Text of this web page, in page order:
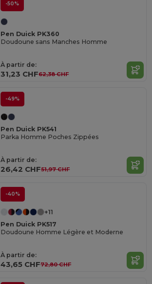
-50%
Pen Duick PK360
Doudoune sans Manches Homme
À partir de:
31,23 CHF62,38 CHF
-49%
Pen Duick PK541
Parka Homme Poches Zippées
À partir de:
26,42 CHF51,97 CHF
-40%
+11
Pen Duick PK517
Doudoune Homme Légère et Moderne
À partir de:
43,65 CHF72,80 CHF